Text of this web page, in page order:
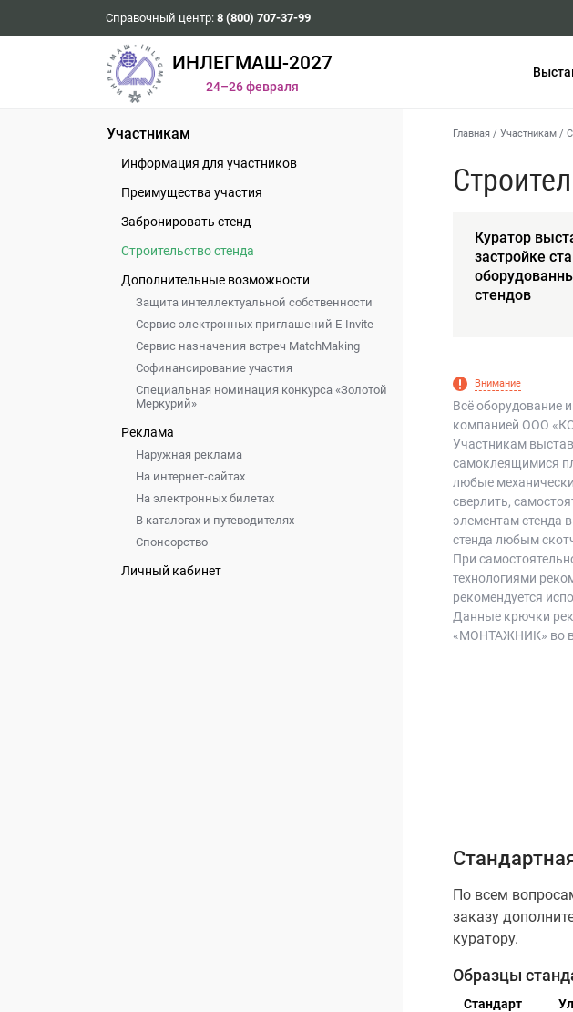
Справочный центр: 8 (800) 707-37-99
ИНЛЕГМАШ-2027
24–26 февраля
Участникам
Информация для участников
Преимущества участия
Забронировать стенд
Строительство стенда
Дополнительные возможности
Защита интеллектуальной собственности
Сервис электронных приглашений E-Invite
Сервис назначения встреч MatchMaking
Софинансирование участия
Специальная номинация конкурса «Золотой
Меркурий»
Реклама
Наружная реклама
На интернет-сайтах
На электронных билетах
В каталогах и путеводителях
Спонсорство
Личный кабинет
Главная / Участникам /
Куратор
застройке
стендов
Внимание
Всё оборудование
компанией ООО
Участникам
самоклеящимися
любые
сверлить,
элементам стенда
стенда любым
При
технологиями
рекомендуется
Данные крючки
«МОНТАЖНИК» во
По всем
заказу
куратору.
Образцы
Стандарт